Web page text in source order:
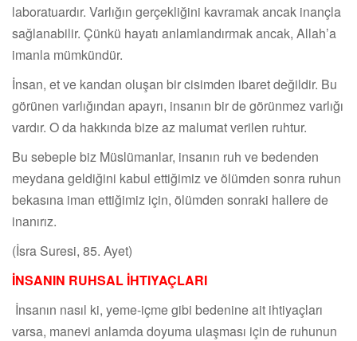
laboratuardır. Varlığın gerçekliğini kavramak ancak inançla
sağlanabilir. Çünkü hayatı anlamlandırmak ancak, Allah’a
imanla mümkündür.
İnsan, et ve kandan oluşan bir cisimden ibaret değildir. Bu
görünen varlığından apayrı, insanın bir de görünmez varlığı
vardır. O da hakkında bize az malumat verilen ruhtur.
Bu sebeple biz Müslümanlar, insanın ruh ve bedenden
meydana geldiğini kabul ettiğimiz ve ölümden sonra ruhun
bekasına iman ettiğimiz için, ölümden sonraki hallere de
inanırız.
(İsra Suresi, 85. Ayet)
İNSANIN RUHSAL İHTIYAÇLARI
İnsanın nasıl ki, yeme-içme gibi bedenine ait ihtiyaçları
varsa, manevi anlamda doyuma ulaşması için de ruhunun